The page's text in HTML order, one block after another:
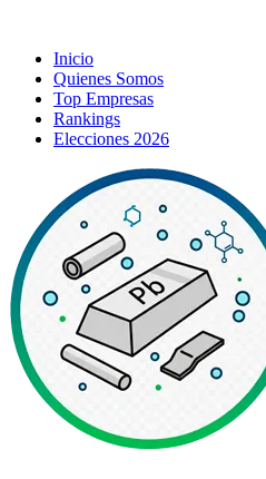
Inicio
Quienes Somos
Top Empresas
Rankings
Elecciones 2026